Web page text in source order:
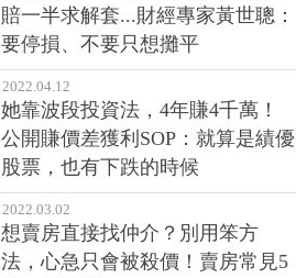
賠一半求解套...財經專家黃世聰：
要停損、不要只想攤平
2022.04.12
她靠波段投資法，4年賺4千萬！
公開賺價差獲利SOP：就算是績優
股票，也有下跌的時候
2022.03.02
想賣房直接找仲介？別用笨方
法，心急只會被殺價！賣房常見5